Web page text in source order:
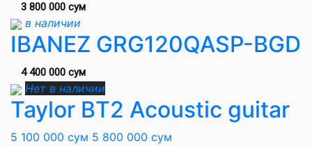
3 800 000 сум
в наличии
IBANEZ GRG120QASP-BGD
4 400 000 сум
Нет в наличии
Taylor BT2 Acoustic guitar
5 100 000 сум 5 800 000 сум